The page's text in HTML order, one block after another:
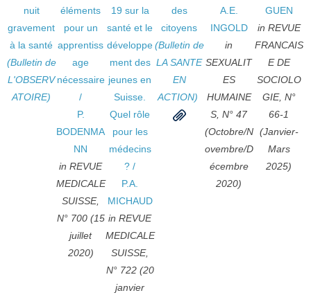
nuit
gravement
à la santé
(Bulletin de
L'OBSERV
ATOIRE)
éléments
pour un
apprentiss
age
nécessaire
/
P.
BODENMA
NN
in REVUE
MEDICALE
SUISSE,
N° 700 (15
juillet
2020)
19 sur la
santé et le
développe
ment des
jeunes en
Suisse.
Quel rôle
pour les
médecins
? /
P.A.
MICHAUD
in REVUE
MEDICALE
SUISSE,
N° 722 (20
janvier
des
citoyens
(Bulletin de
LA SANTE
EN
ACTION)
A.E.
INGOLD
in
SEXUALIT
ES
HUMAINE
S, N° 47
(Octobre/N
ovembre/D
écembre
2020)
GUEN
in REVUE
FRANCAIS
E DE
SOCIOLO
GIE, N°
66-1
(Janvier-
Mars
2025)